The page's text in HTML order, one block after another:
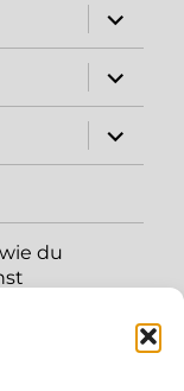
expand
child
menu
expand
child
menu
expand
child
menu
du
expand
child